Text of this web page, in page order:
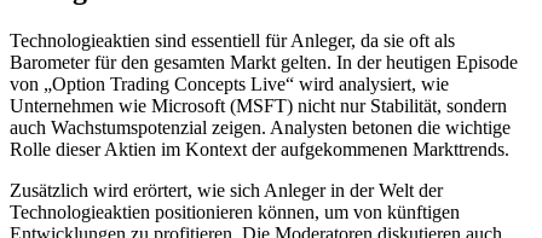
Technologieaktien sind essentiell für Anleger, da sie oft als
Barometer für den gesamten Markt gelten. In der heutigen Episode
von „Option Trading Concepts Live“ wird analysiert, wie
Unternehmen wie Microsoft (MSFT) nicht nur Stabilität, sondern
auch Wachstumspotenzial zeigen. Analysten betonen die wichtige
Rolle dieser Aktien im Kontext der aufgekommenen Markttrends.
Zusätzlich wird erörtert, wie sich Anleger in der Welt der
Technologieaktien positionieren können, um von künftigen